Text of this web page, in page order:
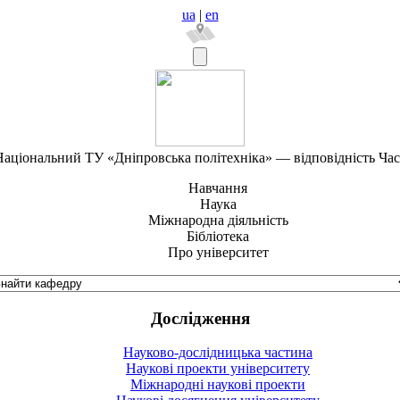
ua | en
ТУ «Дніпровська політехніка» — відповідність
Навчання
Наука
Міжнародна діяльність
Бібліотека
Про університет
Дослідження
Науково-дослідницька частина
Наукові проекти університету
Міжнародні наукові проекти